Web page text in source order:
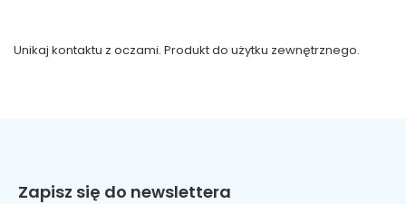
Unikaj kontaktu z oczami. Produkt do użytku zewnętrznego.
Zapisz się do newslettera